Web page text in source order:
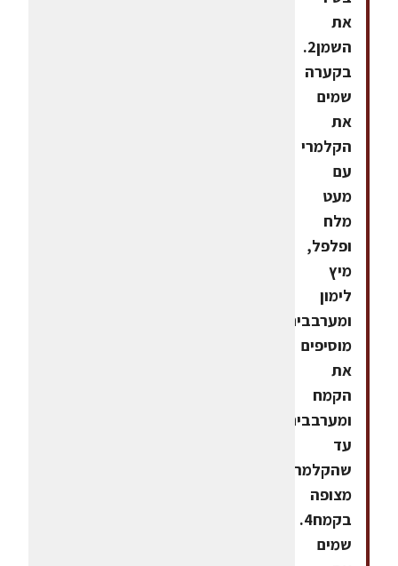
את
השמן2.
בקערה
שמים
את
הקלמרי
עם
מעט
מלח
ופלפל,
מיץ
לימון
מוסיפים
את
הקמח
ומערבבים
עד
שהקלמרי
מצופה
בקמח4.
שמים